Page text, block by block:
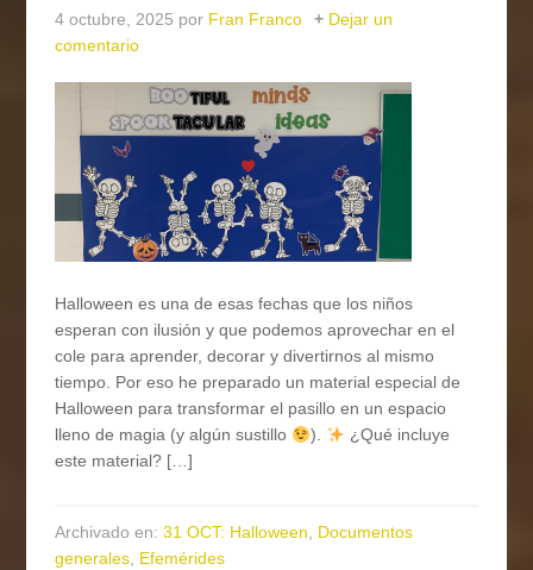
4 octubre, 2025 por Fran Franco
Dejar un
comentario
Halloween es una de esas fechas que los niños
esperan con ilusión y que podemos aprovechar en el
cole para aprender, decorar y divertirnos al mismo
tiempo. Por eso he preparado un material especial de
Halloween para transformar el pasillo en un espacio
lleno de magia (y algún sustillo
).
¿Qué incluye
este material? […]
Archivado en:31 OCT: Halloween, Documentos
generales, Efemérides